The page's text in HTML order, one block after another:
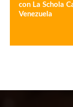
con La Schola
Venezuela